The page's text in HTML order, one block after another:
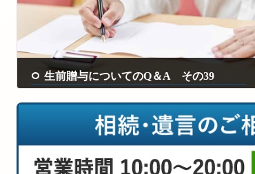
生前贈与についてのQ＆A その39
2025年2月7日